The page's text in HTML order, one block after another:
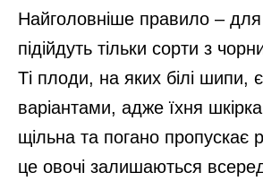
Найголовніше правило –
підійдуть тільки сорти з
Ті плоди, на яких білі шипи,
варіантами, адже їхня
щільна та погано пропускає
це овочі залишаються